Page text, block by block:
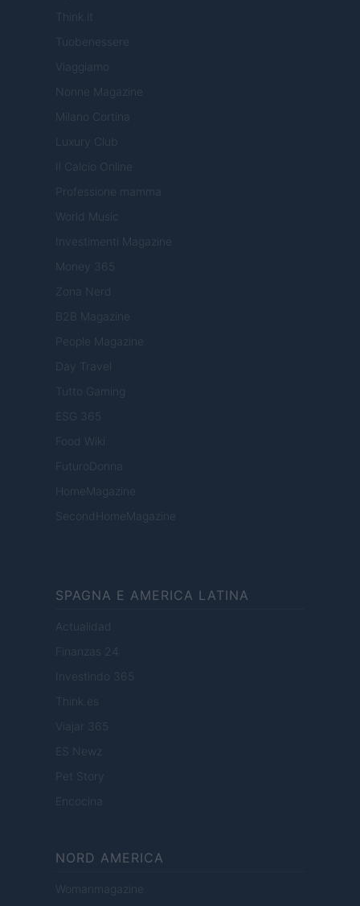
Think.it
Tuobenessere
Viaggiamo
Nonne Magazine
Milano Cortina
Luxury Club
Il Calcio Online
Professione mamma
World Music
Investimenti Magazine
Money 365
Zona Nerd
B2B Magazine
People Magazine
Day Travel
Tutto Gaming
ESG 365
Food Wiki
FuturoDonna
HomeMagazine
SecondHomeMagazine
SPAGNA E AMERICA LATINA
Actualidad
Finanzas 24
Investindo 365
Think.es
Viajar 365
ES Newz
Pet Story
Encocina
NORD AMERICA
Womanmagazine